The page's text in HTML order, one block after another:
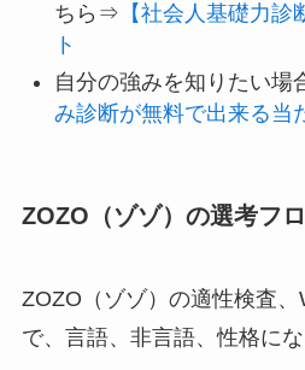
ちら⇒ 【社会人基礎力
ト
自分の強みを知りたい
み診断が無料で出来る当
ZOZO（ゾゾ）の選考フ
ZOZO（ゾゾ）の適性検査
で、言語、非言語、性格にな